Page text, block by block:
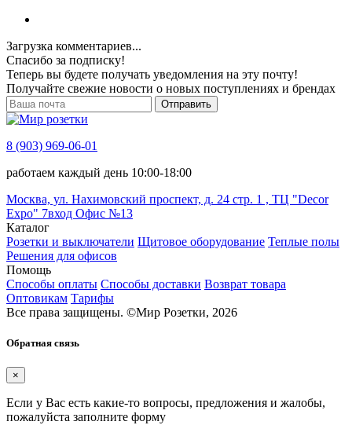
Загрузка комментариев...
Спасибо за подписку!
Теперь вы будете получать уведомления на эту почту!
Получайте свежие новости о новых поступлениях и брендах
Отправить
8 (903) 969-06-01
работаем каждый день 10:00-18:00
Москва, ул. Нахимовский проспект, д. 24 стр. 1 , ТЦ "Decor
Expo" 7вход Офис №13
Каталог
Розетки и выключатели Щитовое оборудование Теплые полы
Решения для офисов
Помощь
Способы оплаты Способы доставки Возврат товара
Оптовикам Тарифы
Все права защищены. ©Мир Розетки, 2026
Обратная связь
×
Если у Вас есть какие-то вопросы, предложения и жалобы,
пожалуйста заполните форму